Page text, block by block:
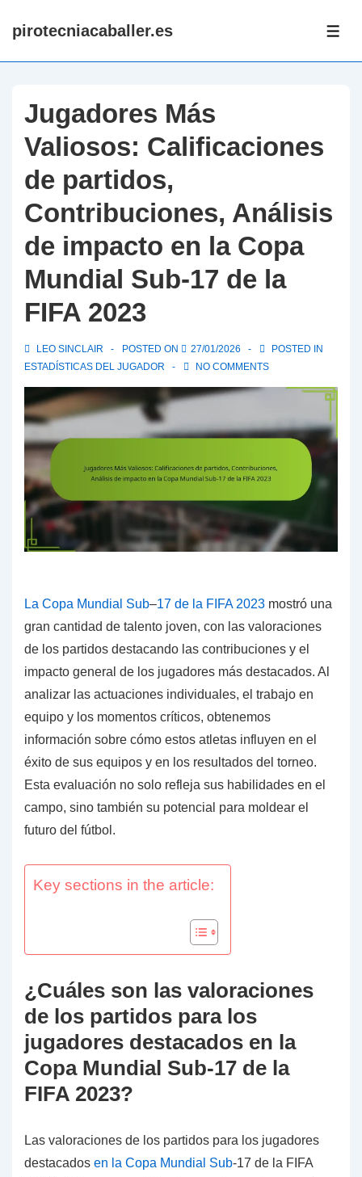
Skippirotecniacaballer.es
Jugadores Más
Valiosos: Calificaciones
de partidos,
Contribuciones, Análisis
de impacto en la Copa
Mundial Sub-17 de la
FIFA 2023
LEO SINCLAIR POSTED ON 27/01/2026
POSTED IN
ESTADÍSTICAS DEL JUGADOR
NO COMMENTS
La Copa Mundial Sub–17 de la FIFA 2023 mostró una
gran cantidad de talento joven, con las valoraciones
de los partidos destacando las contribuciones y el
impacto general de los jugadores más destacados. Al
analizar las actuaciones individuales, el trabajo en
equipo y los momentos críticos, obtenemos
información sobre cómo estos atletas influyen en el
éxito de sus equipos y en los resultados del torneo.
Esta evaluación no solo refleja sus habilidades en el
campo, sino también su potencial para moldear el
futuro del fútbol.
Key sections in the article:
¿Cuáles son las valoraciones
de los partidos para los
jugadores destacados en la
Copa Mundial Sub-17 de la
FIFA 2023?
Las valoraciones de los partidos para los jugadores
destacados en la Copa Mundial Sub-17 de la FIFA